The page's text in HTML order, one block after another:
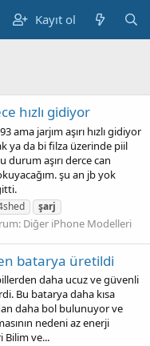
Kayıt ol
hızlı gidiyor
ama jarjım aşırı hızlı gidiyor
ya da bi filza üzerinde piil
durum aşırı derce can
şu an jb yok
şarj
Diğer iPhone Modelleri
batarya üretildi
daha ucuz ve güvenli
Bu batarya daha kısa
daha bol bulunuyor ve
nedeni az enerji
Bilim ve...